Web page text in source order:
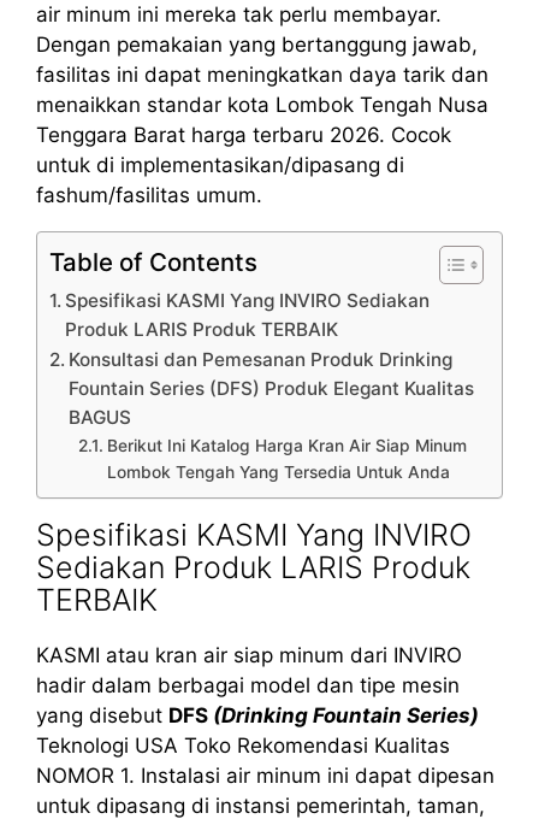
air minum ini mereka tak perlu membayar.
Dengan pemakaian yang bertanggung jawab,
fasilitas ini dapat meningkatkan daya tarik dan
menaikkan standar kota Lombok Tengah Nusa
Tenggara Barat harga terbaru 2026. Cocok
untuk di implementasikan/dipasang di
fashum/fasilitas umum.
Table of Contents
Spesifikasi KASMI Yang INVIRO Sediakan
Produk LARIS Produk TERBAIK
Konsultasi dan Pemesanan Produk Drinking
Fountain Series (DFS) Produk Elegant Kualitas
BAGUS
Berikut Ini Katalog Harga Kran Air Siap Minum
Lombok Tengah Yang Tersedia Untuk Anda
Spesifikasi KASMI Yang INVIRO
Sediakan Produk LARIS Produk
TERBAIK
KASMI atau kran air siap minum dari INVIRO
hadir dalam berbagai model dan tipe mesin
yang disebut DFS (Drinking Fountain Series)
Teknologi USA Toko Rekomendasi Kualitas
NOMOR 1. Instalasi air minum ini dapat dipesan
untuk dipasang di instansi pemerintah, taman,